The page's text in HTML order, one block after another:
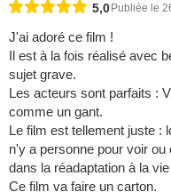
5,0 Publiée le
J'ai adoré ce film !
Il est à la fois réalisé avec
sujet grave.
Les acteurs sont parfaits :
comme un gant.
Le film est tellement juste :
n'y a personne pour voir
dans la réadaptation à la
Ce film va faire un carton.